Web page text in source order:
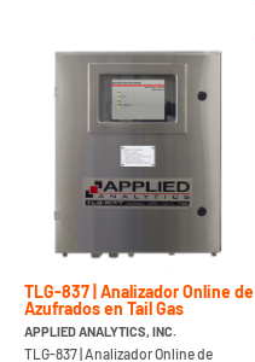
TLG-837 | Analizador Online de
Azufrados en Tail Gas
APPLIED ANALYTICS, INC.
TLG-837 | Analizador Online de